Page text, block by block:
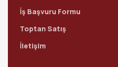
İş Başvuru Formu
Toptan Satış
İletişim